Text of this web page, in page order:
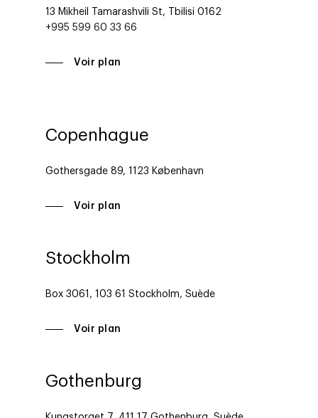
13 Mikheil Tamarashvili St, Tbilisi 0162
+995 599 60 33 66
Voir plan
Copenhague
Gothersgade 89, 1123 København
Voir plan
Stockholm
Box 3061, 103 61 Stockholm, Suède
Voir plan
Gothenburg